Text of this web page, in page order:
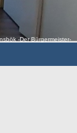
-Der Bürgermeister-